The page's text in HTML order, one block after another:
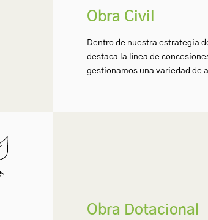
Obra Civil
Dentro de nuestra estrategia
destaca la línea de
gestionamos una variedad de
Obra Dotacional